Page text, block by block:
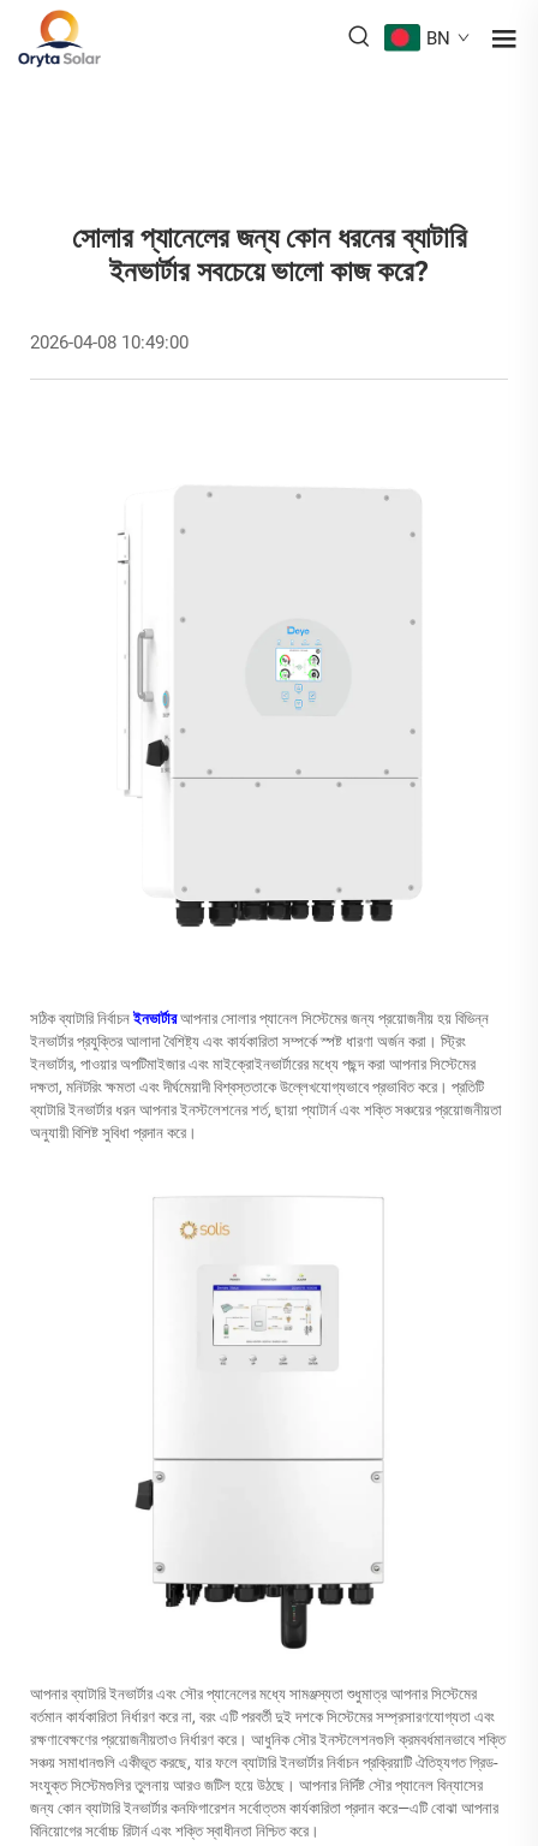
BN
সোলার প্যানেলের জন্য কোন ধরনের ব্যাটারি
ইনভার্টার সবচেয়ে ভালো কাজ করে?
2026-04-08 10:49:00
সঠিক ব্যাটারি নির্বাচনইনভার্টারআপনার সোলার প্যানেল সিস্টেমের জন্য প্রয়োজনীয় হয় বিভিন্ন
ইনভার্টার প্রযুক্তির আলাদা বৈশিষ্ট্য এবং কার্যকারিতা সম্পর্কে স্পষ্ট ধারণা অর্জন করা। স্ট্রিং
ইনভার্টার, পাওয়ার অপটিমাইজার এবং মাইক্রোইনভার্টারের মধ্যে পছন্দ করা আপনার সিস্টেমের
দক্ষতা, মনিটরিং ক্ষমতা এবং দীর্ঘমেয়াদী বিশ্বস্ততাকে উল্লেখযোগ্যভাবে প্রভাবিত করে। প্রতিটি
ব্যাটারি ইনভার্টার ধরন আপনার ইনস্টলেশনের শর্ত, ছায়া প্যাটার্ন এবং শক্তি সঞ্চয়ের প্রয়োজনীয়তা
অনুযায়ী বিশিষ্ট সুবিধা প্রদান করে।
আপনার ব্যাটারি ইনভার্টার এবং সৌর প্যানেলের মধ্যে সামঞ্জস্যতা শুধুমাত্র আপনার সিস্টেমের
বর্তমান কার্যকারিতা নির্ধারণ করে না, বরং এটি পরবর্তী দুই দশকে সিস্টেমের সম্প্রসারণযোগ্যতা এবং
রক্ষণাবেক্ষণের প্রয়োজনীয়তাও নির্ধারণ করে। আধুনিক সৌর ইনস্টলেশনগুলি ক্রমবর্ধমানভাবে শক্তি
সঞ্চয় সমাধানগুলি একীভূত করছে, যার ফলে ব্যাটারি ইনভার্টার নির্বাচন প্রক্রিয়াটি ঐতিহ্যগত গ্রিড-
সংযুক্ত সিস্টেমগুলির তুলনায় আরও জটিল হয়ে উঠছে। আপনার নির্দিষ্ট সৌর প্যানেল বিন্যাসের
জন্য কোন ব্যাটারি ইনভার্টার কনফিগারেশন সর্বোত্তম কার্যকারিতা প্রদান করে—এটি বোঝা আপনার
বিনিয়োগের সর্বোচ্চ রিটার্ন এবং শক্তি স্বাধীনতা নিশ্চিত করে।